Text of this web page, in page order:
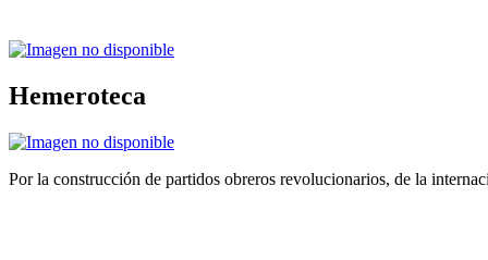
Hemeroteca
Por la construcción de partidos obreros revolucionarios, de la